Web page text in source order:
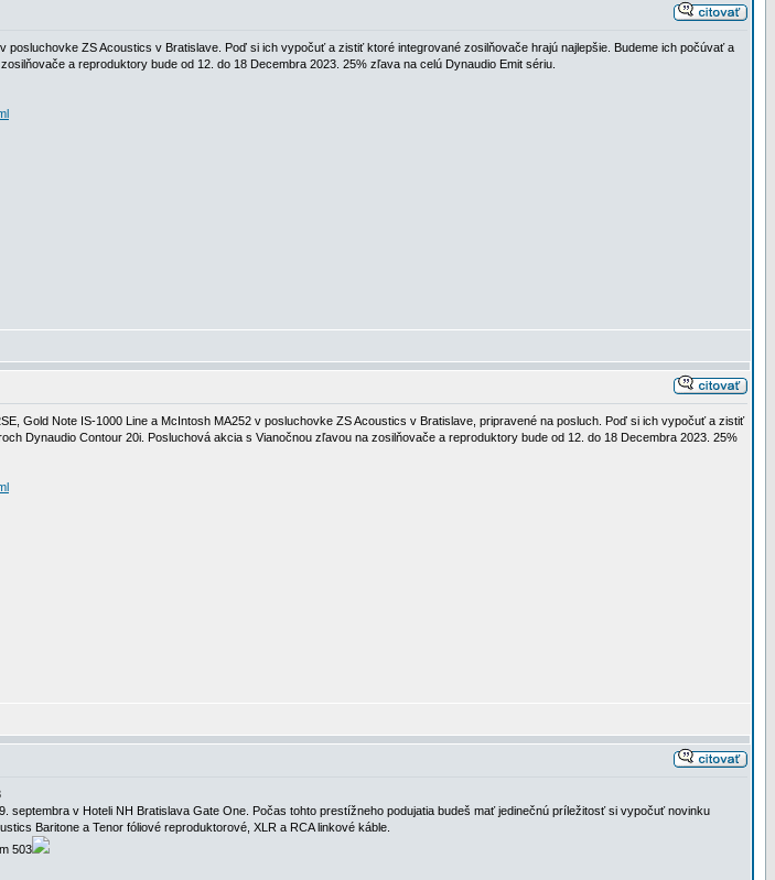
posluchovke ZS Acoustics v Bratislave. Poď si ich vypočuť a zistiť ktoré integrované zosilňovače hrajú najlepšie. Budeme ich počúvať a
a reproduktory bude od 12. do 18 Decembra 2023. 25% zľava na celú Dynaudio Emit sériu.
Gold Note IS-1000 Line a McIntosh MA252 v posluchovke ZS Acoustics v Bratislave, pripravené na posluch. Poď si ich vypočuť a zistiť
Dynaudio Contour 20i. Posluchová akcia s Vianočnou zľavou na zosilňovače a reproduktory bude od 12. do 18 Decembra 2023. 25%
septembra v Hoteli NH Bratislava Gate One. Počas tohto prestížneho podujatia budeš mať jedinečnú príležitosť si vypočuť novinku
Baritone a Tenor fóliové reproduktorové, XLR a RCA linkové káble.
503